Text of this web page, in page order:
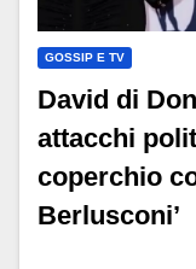
GOSSIP E TV
David di
attacchi
coperchio
Berlusconi’